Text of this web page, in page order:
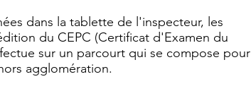
dans la tablette de l'inspecteur, les
du CEPC (Certificat d'Examen du
sur un parcourt qui se compose pour
agglomération.